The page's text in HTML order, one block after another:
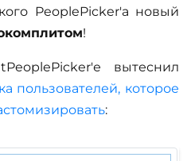
PeoplePicker'а новый
!
вытеснил
пользователей, которое
: